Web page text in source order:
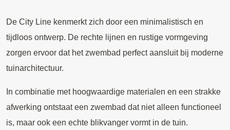
De City Line kenmerkt zich door een minimalistisch en
tijdloos ontwerp. De rechte lijnen en rustige vormgeving
zorgen ervoor dat het zwembad perfect aansluit bij moderne
tuinarchitectuur.
In combinatie met hoogwaardige materialen en een strakke
afwerking ontstaat een zwembad dat niet alleen functioneel
is, maar ook een echte blikvanger vormt in de tuin.